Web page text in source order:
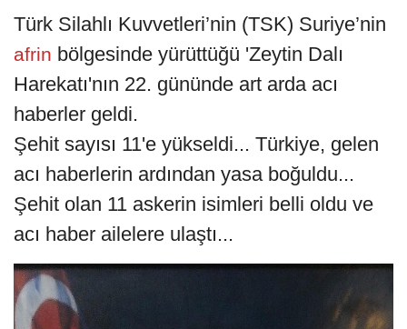
Türk Silahlı Kuvvetleri’nin (TSK) Suriye’nin
afrin bölgesinde yürüttüğü 'Zeytin Dalı
Harekatı'nın 22. gününde art arda acı
haberler geldi.
Şehit sayısı 11'e yükseldi... Türkiye, gelen
acı haberlerin ardından yasa boğuldu...
Şehit olan 11 askerin isimleri belli oldu ve
acı haber ailelere ulaştı...